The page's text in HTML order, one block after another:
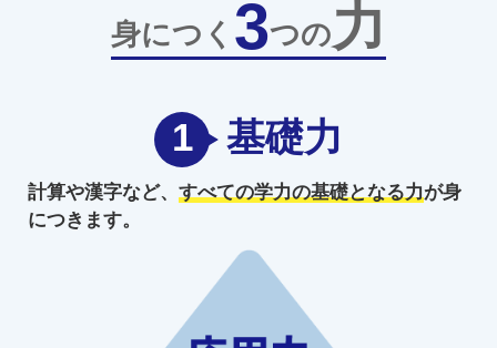
身につく 3つの力
1 基礎力
計算や漢字など、 すべての学力の基礎となる力が身
につきます。